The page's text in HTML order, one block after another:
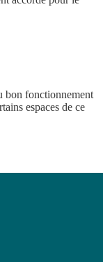
bon fonctionnement
espaces de ce